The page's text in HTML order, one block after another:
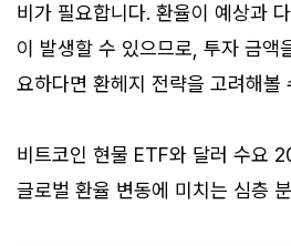
비가 필요합니다. 환율이 예상과
이 발생할 수 있으므로, 투자 금액
요하다면 환헤지 전략을 고려해볼
비트코인 현물 ETF와 달러 수요
글로벌 환율 변동에 미치는 심층